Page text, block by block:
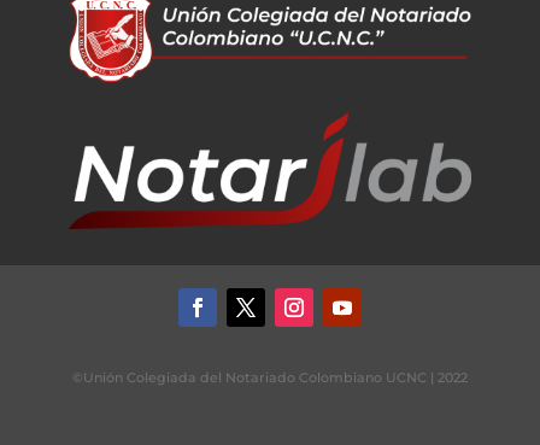
©Unión Colegiada del Notariado Colombiano UCNC | 2022